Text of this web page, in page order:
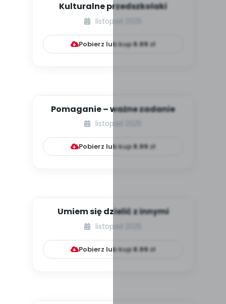
Kulturalne przedszkolaki
listopad 2025
Pobierz lub kup8.99zł
Pomaganie – ważne zadanie
listopad 2025
Pobierz lub kup8.99 zł
Umiem się dzielić z innymi
listopad 2025
Pobierz lub kup8.99zł